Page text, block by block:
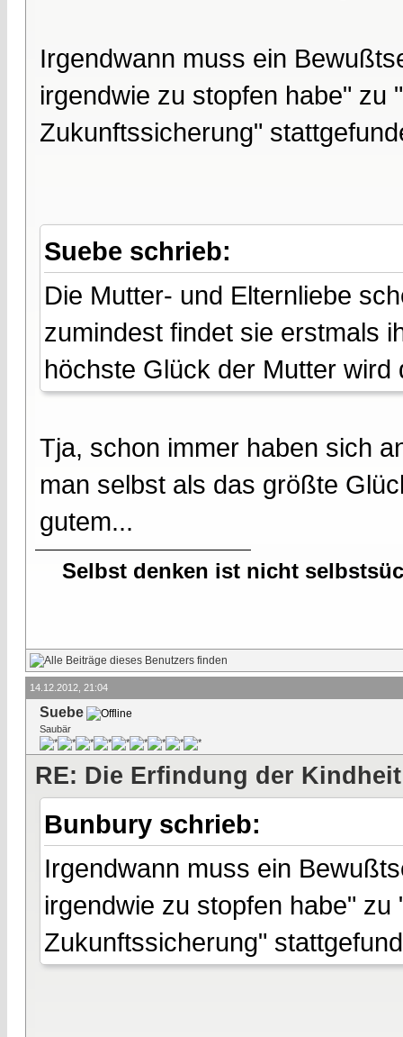
Irgendwann muss ein
irgendwie zu stopfen habe" zu
Zukunftssicherung"
Suebe schrieb:
Die Mutter- und Elternliebe
zumindest findet sie erstmals
höchste Glück der Mutter
Tja, schon immer haben sich
man selbst als das größte
gutem...
Selbst denken ist nicht
14.12.2012, 21:04
Suebe
Saubär
RE: Die Erfindung der Kindheit
Bunbury schrieb:
Irgendwann muss ein
irgendwie zu stopfen habe"
Zukunftssicherung"